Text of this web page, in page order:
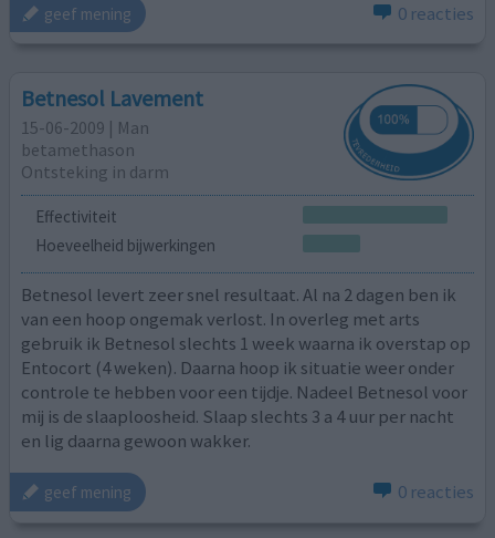
geef mening 0 reacties
Betnesol Lavement
15-06-2009 | Man
betamethason
Ontsteking in darm
Effectiviteit
Hoeveelheid bijwerkingen
Betnesol levert zeer snel resultaat. Al na 2 dagen ben ik
van een hoop ongemak verlost. In overleg met arts
gebruik ik Betnesol slechts 1 week waarna ik overstap op
Entocort (4 weken). Daarna hoop ik situatie weer onder
controle te hebben voor een tijdje. Nadeel Betnesol voor
mij is de slaaploosheid. Slaap slechts 3 a 4 uur per nacht
en lig daarna gewoon wakker.
geef mening 0 reacties